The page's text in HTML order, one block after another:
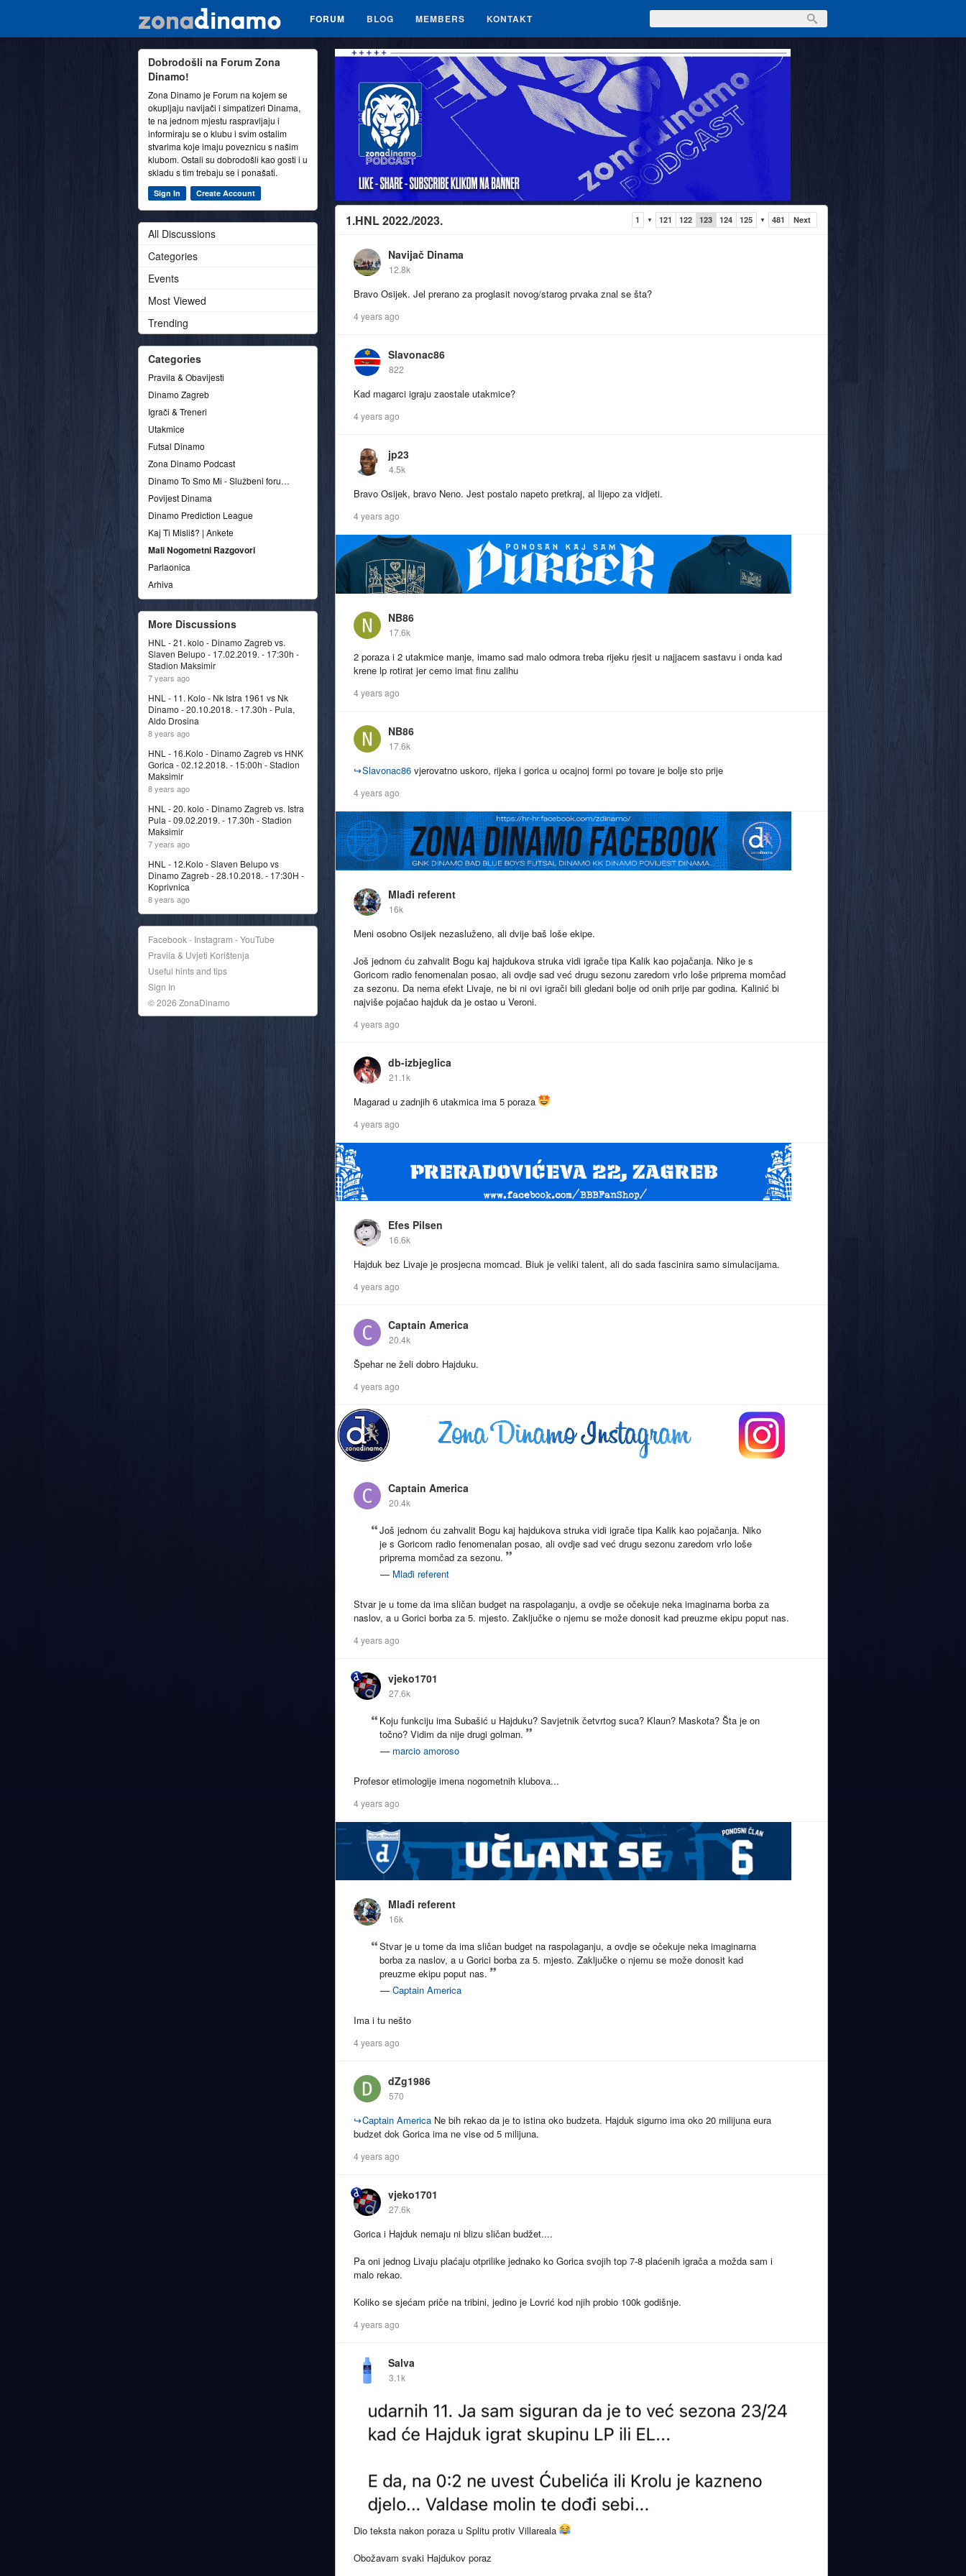
FORUM BLOG MEMBERS KONTAKT
1.HNL 2022./2023. 1 ▼ 121 122 123 124 125 ▼ 481 Next
Navijač Dinama
12.8k
Bravo Osijek. Jel prerano za proglasit novog/starog prvaka znal se šta?
4 years ago
Slavonac86
822
Kad magarci igraju zaostale utakmice?
4 years ago
jp23
4.5k
Bravo Osijek, bravo Neno. Jest postalo napeto pretkraj, al lijepo za vidjeti.
4 years ago
NB86
17.6k
2 poraza i 2 utakmice manje, imamo sad malo odmora treba rijeku rjesit u najjacem sastavu i onda kad
krene lp rotirat jer cemo imat finu zalihu
4 years ago
NB86
17.6k
↪Slavonac86 vjerovatno uskoro, rijeka i gorica u ocajnoj formi po tovare je bolje sto prije
4 years ago
Mlađi referent
16k
Meni osobno Osijek nezasluženo, ali dvije baš loše ekipe.
Još jednom ću zahvalit Bogu kaj hajdukova struka vidi igrače tipa Kalik kao pojačanja. Niko je s
Goricom radio fenomenalan posao, ali ovdje sad već drugu sezonu zaredom vrlo loše priprema momčad
za sezonu. Da nema efekt Livaje, ne bi ni ovi igrači bili gledani bolje od onih prije par godina. Kalinić bi
najviše pojačao hajduk da je ostao u Veroni.
4 years ago
db-izbjeglica
21.1k
Magarad u zadnjih 6 utakmica ima 5 poraza
4 years ago
Efes Pilsen
16.6k
Hajduk bez Livaje je prosjecna momcad. Biuk je veliki talent, ali do sada fascinira samo simulacijama.
4 years ago
Captain America
20.4k
Špehar ne želi dobro Hajduku.
4 years ago
Captain America
20.4k
Još jednom ću zahvalit Bogu kaj hajdukova struka vidi igrače tipa Kalik kao pojačanja. Niko
je s Goricom radio fenomenalan posao, ali ovdje sad već drugu sezonu zaredom vrlo loše
priprema momčad za sezonu.
— Mlađi referent
Stvar je u tome da ima sličan budget na raspolaganju, a ovdje se očekuje neka imaginarna borba za
naslov, a u Gorici borba za 5. mjesto. Zaključke o njemu se može donosit kad preuzme ekipu poput nas.
4 years ago
vjeko1701
27.6k
Koju funkciju ima Subašić u Hajduku? Savjetnik četvrtog suca? Klaun? Maskota? Šta je on
točno? Vidim da nije drugi golman.
— marcio amoroso
Profesor etimologije imena nogometnih klubova...
4 years ago
Mlađi referent
16k
Stvar je u tome da ima sličan budget na raspolaganju, a ovdje se očekuje neka imaginarna
borba za naslov, a u Gorici borba za 5. mjesto. Zaključke o njemu se može donosit kad
preuzme ekipu poput nas.
— Captain America
Ima i tu nešto
4 years ago
dZg1986
570
↪Captain America Ne bih rekao da je to istina oko budzeta. Hajduk sigurno ima oko 20 milijuna eura
budzet dok Gorica ima ne vise od 5 milijuna.
4 years ago
vjeko1701
27.6k
Gorica i Hajduk nemaju ni blizu sličan budžet....
Pa oni jednog Livaju plaćaju otprilike jednako ko Gorica svojih top 7-8 plaćenih igrača a možda sam i
malo rekao.
Koliko se sjećam priče na tribini, jedino je Lovrić kod njih probio 100k godišnje.
4 years ago
Salva
3.1k
Dio teksta nakon poraza u Splitu protiv Villareala
Obožavam svaki Hajdukov poraz
Dobrodošli na Forum Zona
Dinamo!
Zona Dinamo je Forum na kojem se
okupljaju navijači i simpatizeri Dinama,
te na jednom mjestu raspravljaju i
informiraju se o klubu i svim ostalim
stvarima koje imaju poveznicu s našim
klubom. Ostali su dobrodošli kao gosti i u
skladu s tim trebaju se i ponašati.
Sign In Create Account
All Discussions
Categories
Events
Most Viewed
Trending
Categories
Pravila & Obavijesti
Dinamo Zagreb
Igrači & Treneri
Utakmice
Futsal Dinamo
Zona Dinamo Podcast
Dinamo To Smo Mi - Službeni forum udruge
Povijest Dinama
Dinamo Prediction League
Kaj Ti Misliš? | Ankete
Mali Nogometni Razgovori
Parlaonica
Arhiva
More Discussions
HNL - 21. kolo - Dinamo Zagreb vs.
Slaven Belupo - 17.02.2019. - 17:30h -
Stadion Maksimir
7 years ago
HNL - 11. Kolo - Nk Istra 1961 vs Nk
Dinamo - 20.10.2018. - 17.30h - Pula,
Aldo Drosina
8 years ago
HNL - 16.Kolo - Dinamo Zagreb vs HNK
Gorica - 02.12.2018. - 15:00h - Stadion
Maksimir
8 years ago
HNL - 20. kolo - Dinamo Zagreb vs. Istra
Pula - 09.02.2019. - 17.30h - Stadion
Maksimir
7 years ago
HNL - 12.Kolo - Slaven Belupo vs
Dinamo Zagreb - 28.10.2018. - 17:30H -
Koprivnica
8 years ago
Facebook - Instagram - YouTube
Pravila & Uvjeti Korištenja
Useful hints and tips
Sign In
© 2026 ZonaDinamo